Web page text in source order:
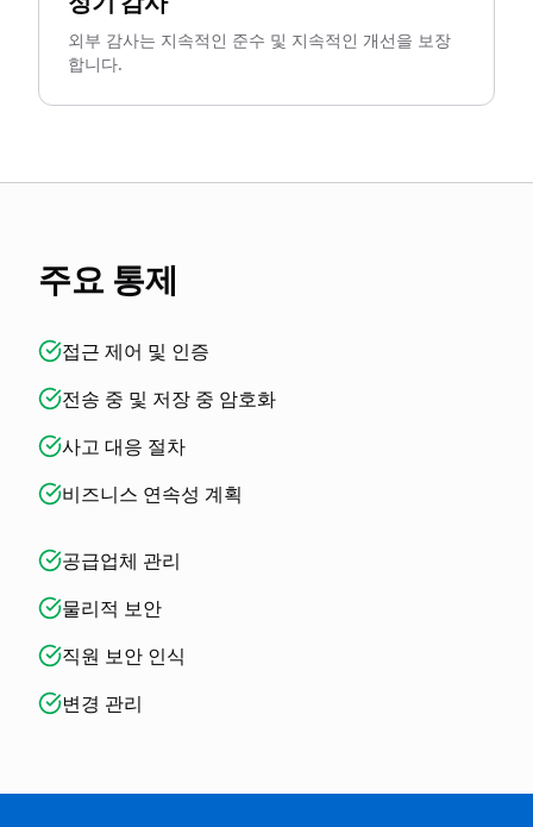
외부 감사는 지속적인 준수 및 지속적인 개선을 보장
합니다.
주요 통제
접근 제어 및 인증
전송 중 및 저장 중 암호화
사고 대응 절차
비즈니스 연속성 계획
공급업체 관리
물리적 보안
직원 보안 인식
변경 관리